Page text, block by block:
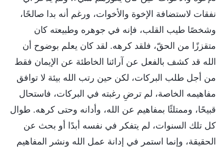
نفقات لاستضافة الإخوة والأخوات، ورغم أنه بدا صالحًا،
وشخصًا طيب القلب، فإنه في جوهره وطبيعته كان
متقززًا من الحقّ، فلقد كرهه. لقد كان يعلم بوضوح أن
الله قد كشف بالفعل عن آرائنا الخاطئة عن الإيمان فقط
من أجل طلب البركات، لكن حين رتب الله بيئة لا توافق
مفاهيمه الخاصة، لم ترضِ رغبته في البركات، فاستحال
قبيحًا، وممتلئًا بمفاهيم عن الله، وأدانه وحتى كرهه. طوال
كل تلك السنوات، لم يتفكر في نفسه أبدًا أو بحث عن
الحقيقة، وإنما استمر في إدانة عمل الله ونشر المفاهيم